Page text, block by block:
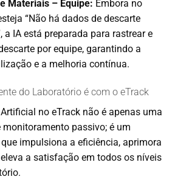
Materiais – Equipe: Embora no
“Não há dados de descarte
a IA está preparada para rastrear e
por equipe, garantindo a
e a melhoria contínua.
do Laboratório é com o eTrack
no eTrack não é apenas uma
monitoramento passivo; é um
impulsiona a eficiência, aprimora
a satisfação em todos os níveis